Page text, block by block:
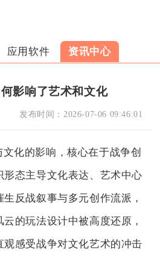
应用软件 资讯中心
影响了艺术和文化
发布时间： 2026-07-06 09:46:01
化的影响，核心在于战争创
态主导文化表达、艺术中心
反战叙事与多元创作流派，
的玩法设计中被高度还原，
感受战争对文化艺术的冲击